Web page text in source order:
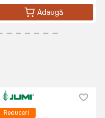
Adaugă
Reduceri